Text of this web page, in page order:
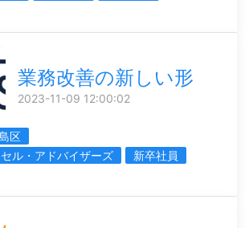
業務改善の新しい形
2023-11-09 12:00:02
区
ル・アドバイザーズ
新卒社員